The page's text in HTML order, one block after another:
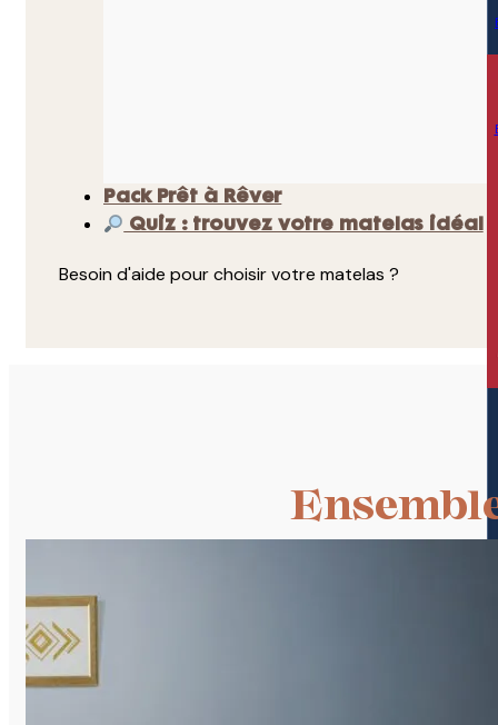
Pack Prêt à Rêver
Quiz : trouvez votre matelas idéal
Besoin d'aide pour choisir votre matelas ?